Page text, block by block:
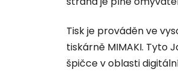
Tisk je prováděn ve
tiskárně MIMAKI. Tyto
špičce v oblasti